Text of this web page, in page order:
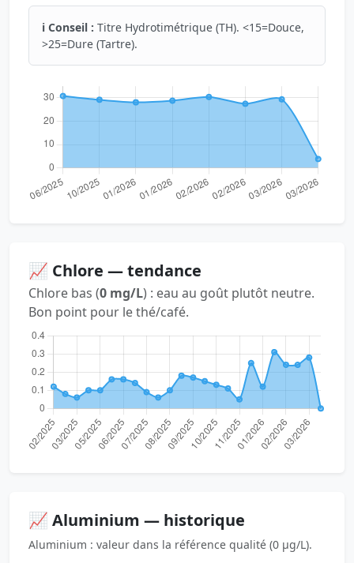
ℹ️ Conseil : Titre Hydrotimétrique (TH). <15=Douce,
>25=Dure (Tartre).
📈 Chlore — tendance
Chlore bas (0 mg/L) : eau au goût plutôt neutre.
Bon point pour le thé/café.
📈 Aluminium — historique
Aluminium : valeur dans la référence qualité (0 µg/L).